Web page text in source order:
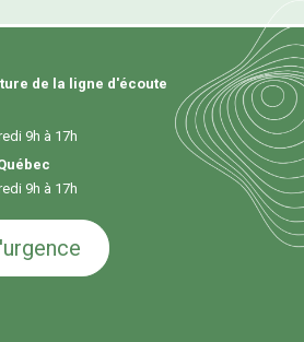
de la ligne d'écoute
9h à 17h
9h à 17h